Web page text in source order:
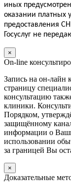
иных
оказании платных
предоставления
Госуслуг не
×
On-line
Запись на он-лайн
страницу
консультацию
клиники.
Порядком,
защищённому
информации о
использовании
за границей Вы
×
Доказательные